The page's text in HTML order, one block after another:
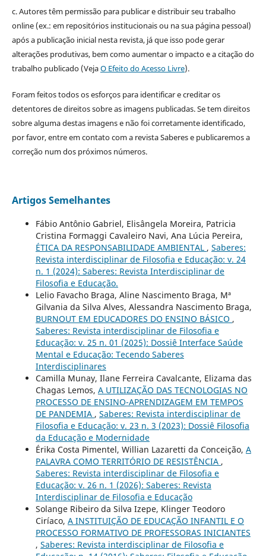
c. Autores têm permissão para publicar e distribuir seu trabalho
online (ex.: em repositórios institucionais ou na sua página pessoal)
após a publicação inicial nesta revista, já que isso pode gerar
alterações produtivas, bem como aumentar o impacto e a citação do
trabalho publicado (VejaO Efeito do Acesso Livre).
Foram feitos todos os esforços para identificar e creditar os
detentores de direitos sobre as imagens publicadas. Se tem direitos
sobre alguma destas imagens e não foi corretamente identificado,
por favor, entre em contato com a revista Saberes e publicaremos a
correção num dos próximos números.
Artigos Semelhantes
Fábio Antônio Gabriel, Elisângela Moreira, Patricia
Cristina Formaggi Cavaleiro Navi, Ana Lúcia Pereira,
ÉTICA DA RESPONSABILIDADE AMBIENTAL , Saberes:
Revista interdisciplinar de Filosofia e Educação: v. 24
n. 1 (2024): Saberes: Revista Interdisciplinar de
Filosofia e Educação.
Lelio Favacho Braga, Aline Nascimento Braga, Mª
Gilvania da Silva Alves, Alessandra Nascimento Braga,
BURNOUT EM EDUCADORES DO ENSINO BÁSICO ,
Saberes: Revista interdisciplinar de Filosofia e
Educação: v. 25 n. 01 (2025): Dossiê Interface Saúde
Mental e Educação: Tecendo Saberes
Interdisciplinares
Camilla Munay, Ilane Ferreira Cavalcante, Elizama das
Chagas Lemos, A UTILIZAÇÃO DAS TECNOLOGIAS NO
PROCESSO DE ENSINO-APRENDIZAGEM EM TEMPOS
DE PANDEMIA , Saberes: Revista interdisciplinar de
Filosofia e Educação: v. 23 n. 3 (2023): Dossiê Filosofia
da Educação e Modernidade
Érika Costa Pimentel, Willian Lazaretti da Conceição, A
PALAVRA COMO TERRITÓRIO DE RESISTÊNCIA ,
Saberes: Revista interdisciplinar de Filosofia e
Educação: v. 26 n. 1 (2026): Saberes: Revista
Interdisciplinar de Filosofia e Educação
Solange Ribeiro da Silva Izepe, Klinger Teodoro
Ciríaco, A INSTITUIÇÃO DE EDUCAÇÃO INFANTIL E O
PROCESSO FORMATIVO DE PROFESSORAS INICIANTES
, Saberes: Revista interdisciplinar de Filosofia e